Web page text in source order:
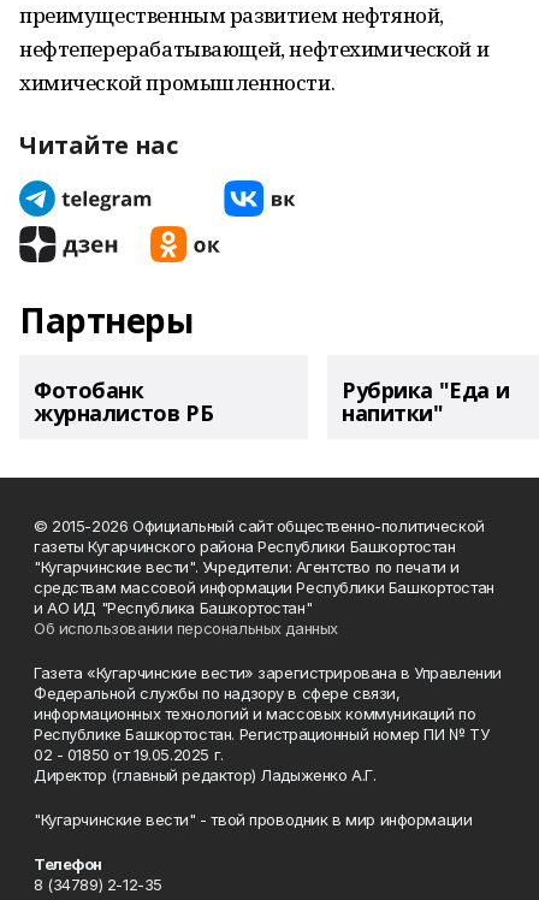
преимущественным развитием нефтяной,
нефтеперерабатывающей, нефтехимической и
химической промышленности.
Читайте нас
Партнеры
Фотобанк
журналистов РБ
Рубрика "Еда и
напитки"
© 2015-2026 Официальный сайт общественно-политической
газеты Кугарчинского района Республики Башкортостан
"Кугарчинские вести". Учредители: Агентство по печати и
средствам массовой информации Республики Башкортостан
и АО ИД "Республика Башкортостан"
Об использовании персональных данных
Газета «Кугарчинские вести» зарегистрирована в Управлении
Федеральной службы по надзору в сфере связи,
информационных технологий и массовых коммуникаций по
Республике Башкортостан. Регистрационный номер ПИ № ТУ
02 - 01850 от 19.05.2025 г.
Директор (главный редактор) Ладыженко А.Г.
"Кугарчинские вести" - твой проводник в мир информации
Телефон
8 (34789) 2-12-35